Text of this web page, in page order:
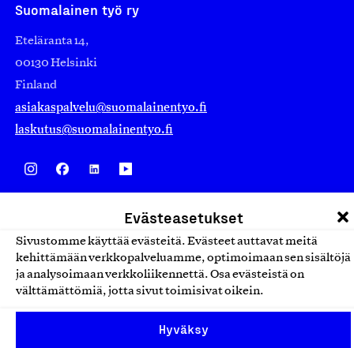
Evästeasetukset
Sivustomme käyttää evästeitä. Evästeet auttavat meitä
kehittämään verkkopalveluamme, optimoimaan sen sisältöjä
ja analysoimaan verkkoliikennettä. Osa evästeistä on
välttämättömiä, jotta sivut toimisivat oikein.
Hyväksy
Suomalainen työ ry
Eteläranta 14,
00130 Helsinki
Finland
asiakaspalvelu@suomalainentyo.fi
laskutus@suomalainentyo.fi
Design From Finland